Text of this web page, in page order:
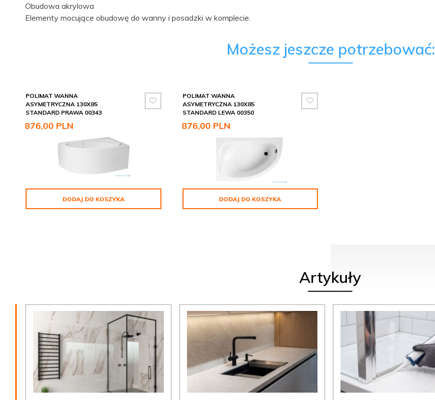
Obudowa akrylowa
Elementy mocujące obudowę do wanny i posadzki w komplecie.
Możesz jeszcze potrzebować:
POLIMAT WANNA
ASYMETRYCZNA 130X85
STANDARD PRAWA 00343
876,00 PLN
DODAJ DO KOSZYKA
POLIMAT WANNA
ASYMETRYCZNA 130X85
STANDARD LEWA 00350
876,00 PLN
DODAJ DO KOSZYKA
Artykuły